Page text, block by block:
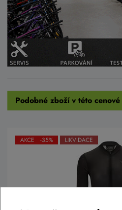
Podobné zboží v této
AKCE -35% LIKVIDACE